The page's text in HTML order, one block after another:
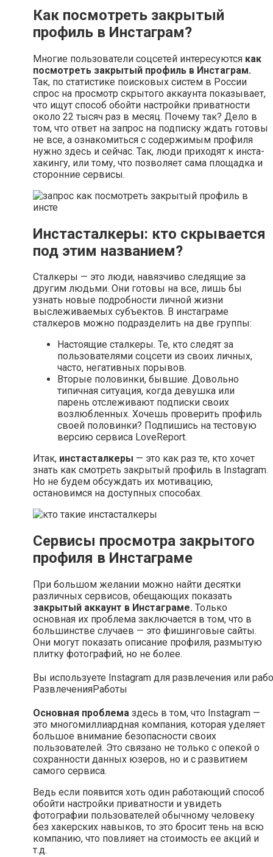
Как посмотреть закрытый
профиль в Инстаграм?
Многие пользователи соцсетей интересуются как
посмотреть закрытый профиль в Инстаграм.
Так, по статистике поисковых систем в России
спрос на просмотр скрытого аккаунта показывает,
что ищут способ обойти настройки приватности
около 22 тысяч раз в месяц. Почему так? Дело в
том, что ответ на запрос на подписку ждать готовы
не все, а ознакомиться с содержимым профиля
нужно здесь и сейчас. Так, люди приходят к инста-
хакингу, или тому, что позволяет сама площадка и
сторонние сервисы.
Инстасталкеры: кто скрывается
под этим названием?
Сталкеры — это люди, навязчиво следящие за
другим людьми. Они готовы на все, лишь бы
узнать новые подробности личной жизни
выслеживаемых субъектов. В инстаграме
сталкеров можно подразделить на две группы:
Настоящие сталкеры. Те, кто следят за
пользователями соцсети из своих личных,
часто, негативных порывов.
Вторые половинки, бывшие. Довольно
типичная ситуация, когда девушка или
парень отслеживают подписки своих
возлюбленных. Хочешь проверить профиль
своей половинки? Подпишись на тестовую
версию сервиса LoveReport.
Итак, инстасталкеры — это как раз те, кто хочет
знать как смотреть закрытый профиль в Instagram.
Но не будем обсуждать их мотивацию,
остановимся на доступных способах.
Сервисы просмотра закрытого
профиля в Инстаграме
При большом желании можно найти десятки
различных сервисов, обещающих показать
закрытый аккаунт в Инстаграме. Только
основная их проблема заключается в том, что в
большинстве случаев — это фишинговые сайты.
Они могут показать описание профиля, размытую
плитку фотографий, но не более.
Вы используете Instagram для развлечения или
РазвлеченияРаботы
Основная проблема здесь в том, что Instagram —
это многомиллиардная компания, которая уделяет
большое внимание безопасности своих
пользователей. Это связано не только с опекой о
сохранности данных юзеров, но и с развитием
самого сервиса.
Ведь если появится хоть один работающий способ
обойти настройки приватности и увидеть
фотографии пользователей обычному человеку
без хакерских навыков, то это бросит тень на всю
компанию, что повлияет на стоимость ее акций и
т.д.